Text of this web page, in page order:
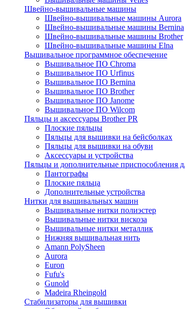
Швейно-вышивальные машины
Швейно-вышивальные машины Aurora
Швейно-вышивальные машины Bernina
Швейно-вышивальные машины Brother
Швейно-вышивальные машины Elna
Вышивальное программное обеспечение
Вышивальное ПО Chroma
Вышивальное ПО Urfinus
Вышивальное ПО Bernina
Вышивальное ПО Brother
Вышивальное ПО Janome
Вышивальное ПО Wilcom
Пяльцы и аксессуары Brother PR
Плоские пяльцы
Пяльцы для вышивки на бейсболках
Пяльцы для вышивки на обуви
Аксессуары и устройства
Пяльцы и дополнительные приспособления
Пантографы
Плоские пяльца
Дополнительные устройства
Нитки для вышивальных машин
Вышивальные нитки полиэстер
Вышивальные нитки вискоза
Вышивальные нитки металлик
Нижняя вышивальная нить
Amann PolySheen
Aurora
Euron
Fufu's
Gunold
Madeira Rheingold
Стабилизаторы для вышивки